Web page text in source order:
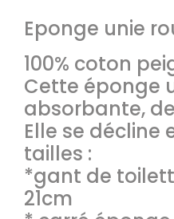
Eponge unie
100% coton
Cette éponge
absorbante,
Elle se décline
tailles :
*gant de
21cm